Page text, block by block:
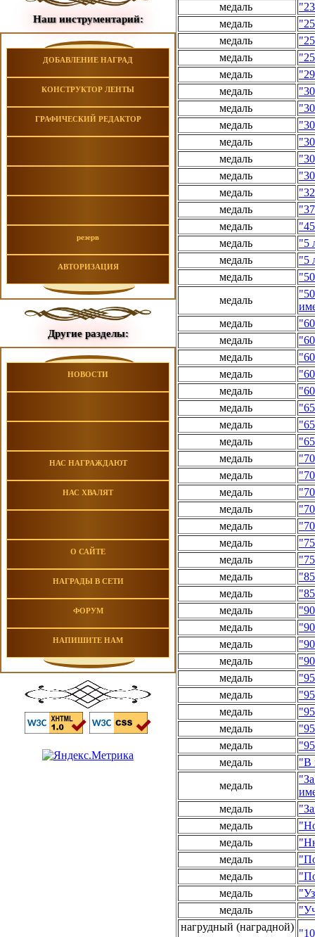
Наш инструментарий:
ДОБАВЛЕНИЕ НАГРАД
КОНСТРУКТОР ЛЕНТЫ
ГРАФИЧЕСКИЙ РЕДАКТОР
резерв
АВТОРИЗАЦИЯ
Другие разделы:
НОВОСТИ
НАС НАГРАЖДАЮТ
НАС ХВАЛЯТ
О САЙТЕ
НАГРАДЫ В СЕТИ
ФОРУМ
НАПИШИТЕ НАМ
медаль
медаль
медаль
медаль
медаль
медаль
медаль
медаль
медаль
медаль
медаль
медаль
медаль
медаль
медаль
"5
медаль
"5
медаль
медаль
медаль
медаль
медаль
медаль
медаль
медаль
медаль
медаль
медаль
медаль
медаль
медаль
медаль
медаль
медаль
медаль
медаль
медаль
медаль
медаль
медаль
медаль
медаль
медаль
медаль
медаль
медаль
"В
медаль
медаль
медаль
медаль
медаль
медаль
медаль
медаль
нагрудный (наградной)